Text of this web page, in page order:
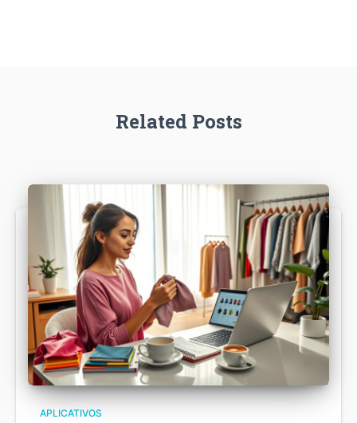
Related Posts
APLICATIVOS